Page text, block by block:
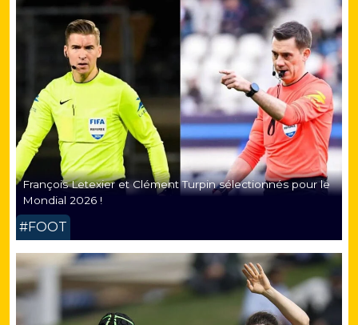
François Letexier et Clément Turpin sélectionnés pour le
Mondial 2026 !
#FOOT